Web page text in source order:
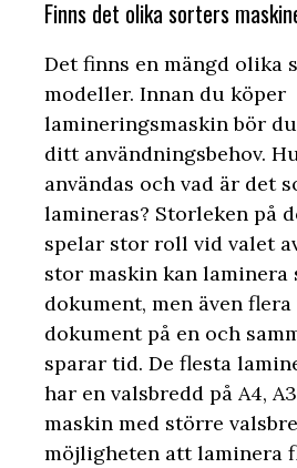
Finns det olika sorters
Det finns en mängd olika
modeller. Innan du köper
lamineringsmaskin bör
ditt användningsbehov.
användas och vad är det
lamineras? Storleken på
spelar stor roll vid valet
stor maskin kan laminera
dokument, men även
dokument på en och
sparar tid. De flesta
har en valsbredd på A4,
maskin med större
möjligheten att laminera